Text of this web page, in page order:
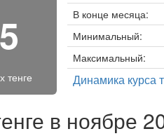
тенге
В конце месяца:
Минимальный:
Максимальный:
Динамика курса
в ноябре